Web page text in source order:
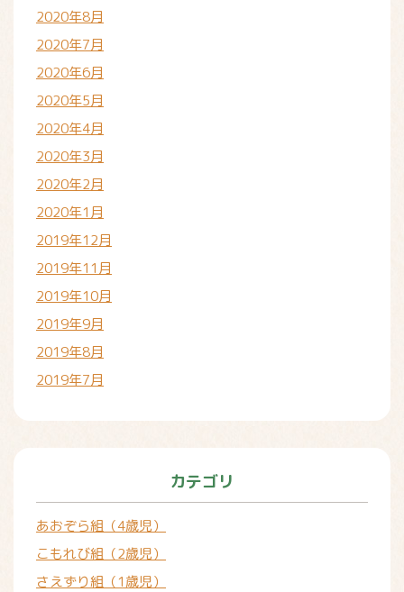
2020年8月
2020年7月
2020年6月
2020年5月
2020年4月
2020年3月
2020年2月
2020年1月
2019年12月
2019年11月
2019年10月
2019年9月
2019年8月
2019年7月
カテゴリ
あおぞら組（4歳児）
こもれび組（2歳児）
さえずり組（1歳児）